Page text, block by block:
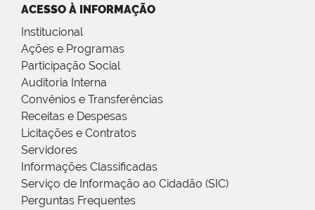
ACESSO À INFORMAÇÃO
Institucional
Ações e Programas
Participação Social
Auditoria Interna
Convênios e Transferências
Receitas e Despesas
Licitações e Contratos
Servidores
Informações Classificadas
Serviço de Informação ao Cidadão (SIC)
Perguntas Frequentes